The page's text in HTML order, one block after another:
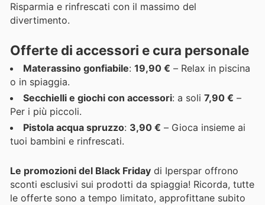
Risparmia e rinfrescati con il massimo del
divertimento.
Offerte di accessori e cura personale
Materassino gonfiabile: 19,90 € – Relax in piscina
o in spiaggia.
Secchielli e giochi con accessori: a soli 7,90 € –
Per i più piccoli.
Pistola acqua spruzzo: 3,90 € – Gioca insieme ai
tuoi bambini e rinfrescati.
Le promozioni del Black Friday di Iperspar offrono
sconti esclusivi sui prodotti da spiaggia! Ricorda, tutte
le offerte sono a tempo limitato, approfittane subito